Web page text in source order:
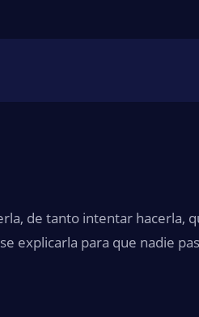
de tanto intentar hacerla,
explicarla para que nadie